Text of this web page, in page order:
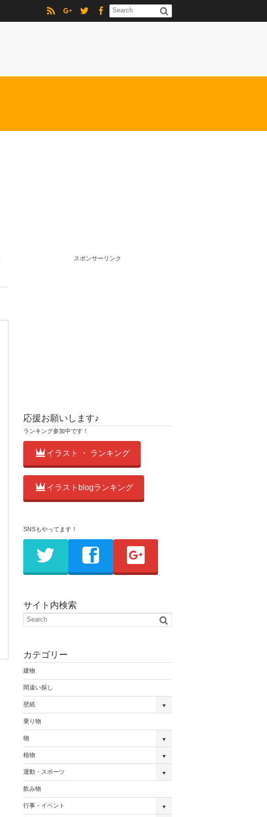
スポンサーリンク
応援お願いします♪
ランキング参加中です！
イラスト ・ ランキング
イラストblogランキング
SNSもやってます！
サイト内検索
カテゴリー
建物
間違い探し
壁紙
乗り物
物
植物
運動・スポーツ
飲み物
行事・イベント